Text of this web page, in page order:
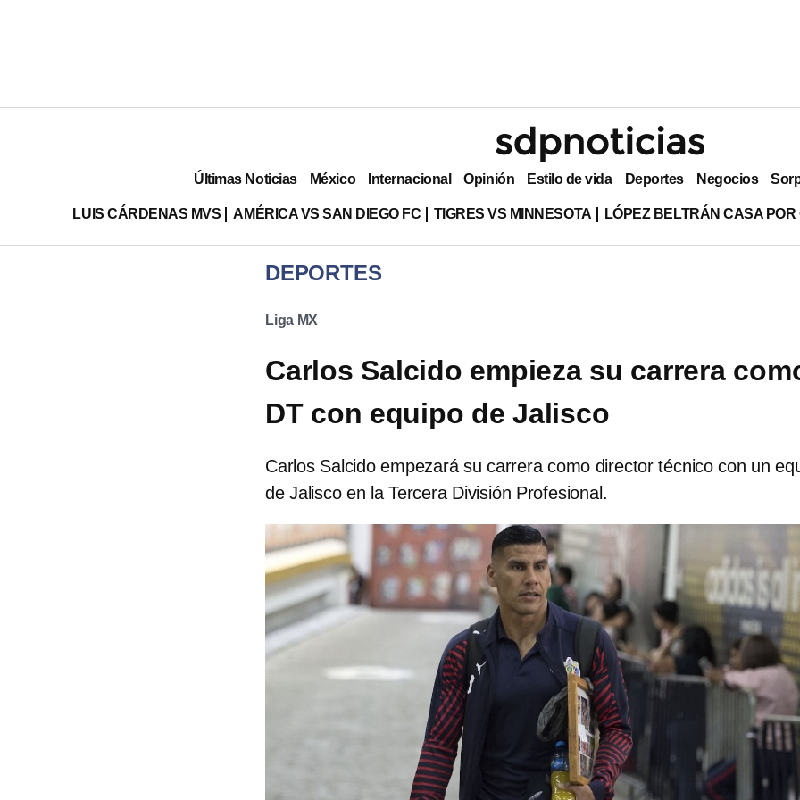
Últimas Noticias México Internacional Opinión Estilo de vida Deportes Negocios
LUIS CÁRDENAS MVS AMÉRICA VS SAN DIEGO FC TIGRES VS MINNESOTA LÓPEZ BELTRÁN CASA
DEPORTES
Liga MX
Carlos Salcido empieza su carrera
DT con equipo de Jalisco
Carlos Salcido empezará su carrera como director técnico con un
de Jalisco en la Tercera División Profesional.